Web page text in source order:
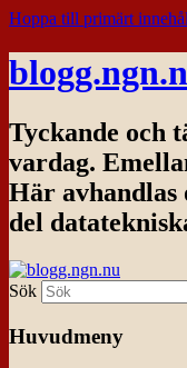
Hoppa till primärt
Tyckande och
vardag.
Här avhandlas
del
Sök
Huvudmeny